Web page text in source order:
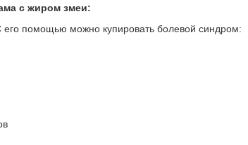
с жиром змеи:
его помощью можно купировать болевой синдром: